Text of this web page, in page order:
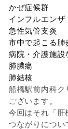
かぜ症候群
インフルエンザ
急性気管支炎
市中で起こる肺
病院・介護施設
肺膿瘍
肺結核
船橋駅前内科ク
ございます。
今回はそれ「肝
つながりについ